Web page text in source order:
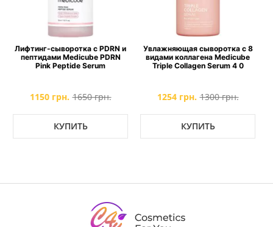
Увлажняющая сыворотка с 8
видами коллагена Medicube
Triple Collagen Serum 4 0
1254 грн. 1300 грн.
КУПИТЬ
Тонер для упругости кожи с
коллагеном Medicube Triple
Collagen Toner
1114 грн. 1382 грн.
КУПИТЬ